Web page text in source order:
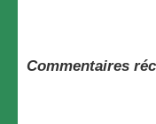
Commentaires